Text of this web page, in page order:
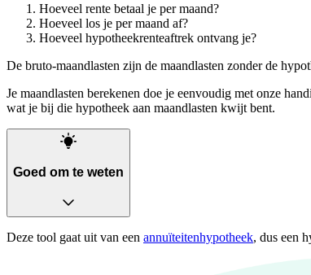
Hoeveel rente betaal je per maand?
Hoeveel los je per maand af?
Hoeveel hypotheekrenteaftrek ontvang je?
De bruto-maandlasten zijn de maandlasten zonder de
Je maandlasten berekenen doe je eenvoudig met onze
wat je bij die hypotheek aan maandlasten kwijt bent.
Goed om te weten
Deze tool gaat uit van een annuïteitenhypotheek, dus een